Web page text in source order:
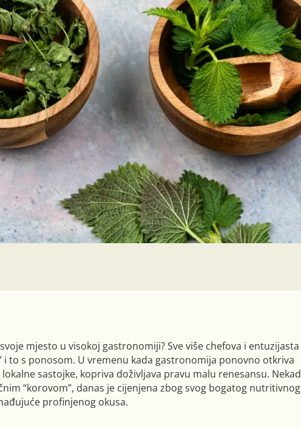
mjesto u visokoj gastronomiji? Sve više chefova i entuzijasta
i to s ponosom. U vremenu kada gastronomija ponovno otkriva
sastojke, kopriva doživljava pravu malu renesansu. Nekad
“korovom”, danas je cijenjena zbog svog bogatog nutritivnog
profinjenog okusa.